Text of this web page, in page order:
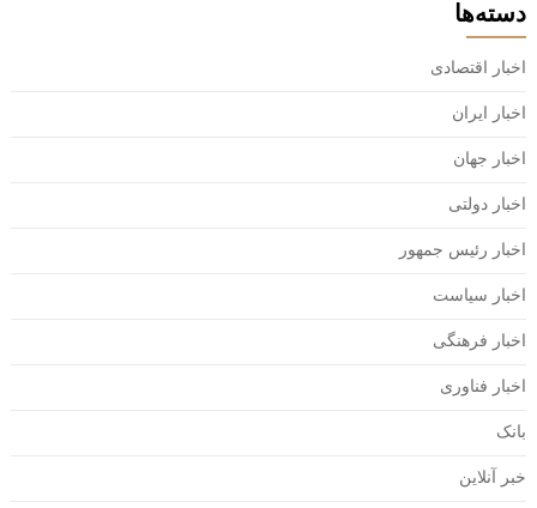
دسته‌ها
اخبار اقتصادی
اخبار ایران
اخبار جهان
اخبار دولتی
اخبار رئیس جمهور
اخبار سیاست
اخبار فرهنگی
اخبار فناوری
بانک
خبر آنلاین